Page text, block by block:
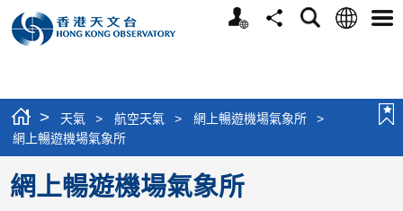
個
分
搜
語
選
> 天氣 > 航空天氣 > 網上暢遊機場氣象所
>
網上暢遊機場氣象所
網上暢遊機場氣象所